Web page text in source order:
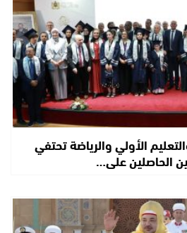
الأولي والرياضة تحتفي
الحاصلين على…